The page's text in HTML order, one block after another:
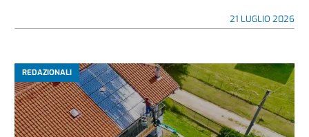
21 LUGLIO 2026
REDAZIONALI